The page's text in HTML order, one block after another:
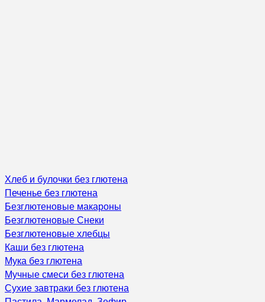
Хлеб и булочки без глютена
Печенье без глютена
Безглютеновые макароны
Безглютеновые Снеки
Безглютеновые хлебцы
Каши без глютена
Мука без глютена
Мучные смеси без глютена
Сухие завтраки без глютена